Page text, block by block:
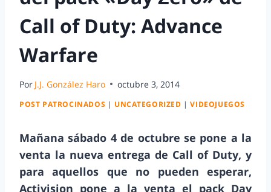
Call of Duty: Advance
Warfare
Por J.J. González Haro octubre 3, 2014
POST PATROCINADOS | UNCATEGORIZED |VIDEOJUEGOS
Mañana sábado 4 de octubre se pone a la
venta la nueva entrega de Call of Duty, y
para aquellos que no pueden esperar,
Activision pone a la venta el pack Day